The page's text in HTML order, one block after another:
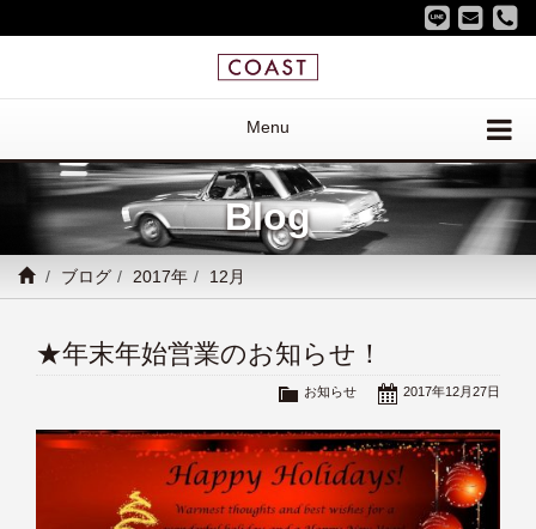
Menu
Blog
ブログ 2017年 12月
★年末年始営業のお知らせ！
2017年12月27日
お知らせ